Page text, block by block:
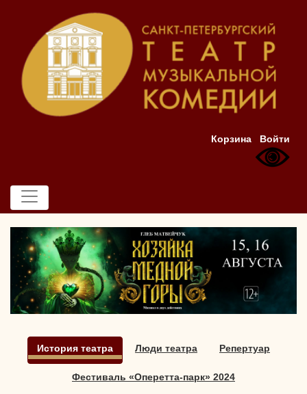
Корзина Войти
История театра Люди театра Репертуар
Фестиваль «Оперетта-парк» 2024